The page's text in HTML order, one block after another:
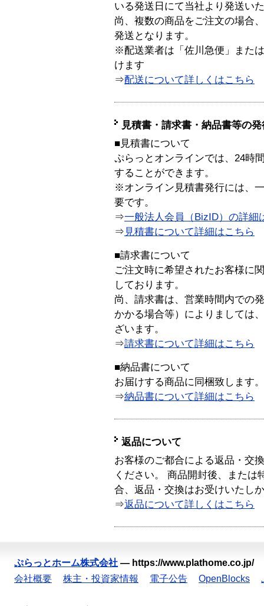
いる発送日にて当社より発送い
尚、複数の商品をご注文の場合
発送となります。
※配送業者は「佐川急便」また
けます
⇒配送について詳しくはこちら
見積書・請求書・納品書等の
■見積書について
ぷらっとオンラインでは、24時
することができます。
※オンライン見積書発行には、
要です。
⇒一般法人会員（BizID）の詳細
⇒ 見積書について詳細はこちら
■請求書について
ご注文時に希望されたお客様に
しております。
尚、請求書は、営業時間内での
かかる場合等）によりましては
ざいます。
⇒請求書について詳細はこちら
■納品書について
お届けする商品に同梱致します。
⇒納品書について詳細はこちら
返品について
お客様のご都合による返品・交
ください。 商品開封後、または
合、返品・交換はお受けいたし
⇒返品について詳しくはこちら
ぷらっとホーム株式会社 — https://www.plathome.co.jp/
会社概要
株主・投資家情報 電子公告 OpenBlocks